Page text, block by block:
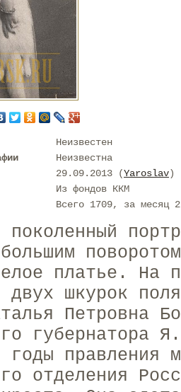
Неизвестен
Неизвестна
29.09.2013 (Yaroslav)
Из фондов ККМ
Всего 1709, за месяц
поколенный
платье. На
двух шкурок
Петровна
губернатора
годы правления
отделения